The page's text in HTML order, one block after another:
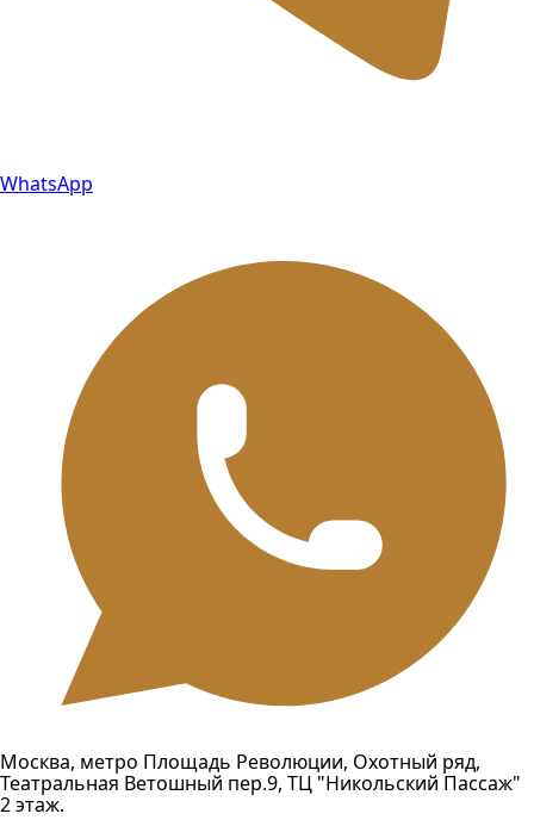
WhatsApp
Москва, метро Площадь Революции, Охотный ряд,
Театральная Ветошный пер.9, ТЦ "Никольский Пассаж"
2 этаж.